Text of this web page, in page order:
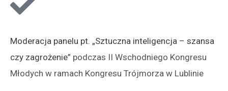
Moderacja panelu pt. „Sztuczna inteligencja – szansa
czy zagrożenie” podczas II Wschodniego Kongresu
Młodych w ramach Kongresu Trójmorza w Lublinie